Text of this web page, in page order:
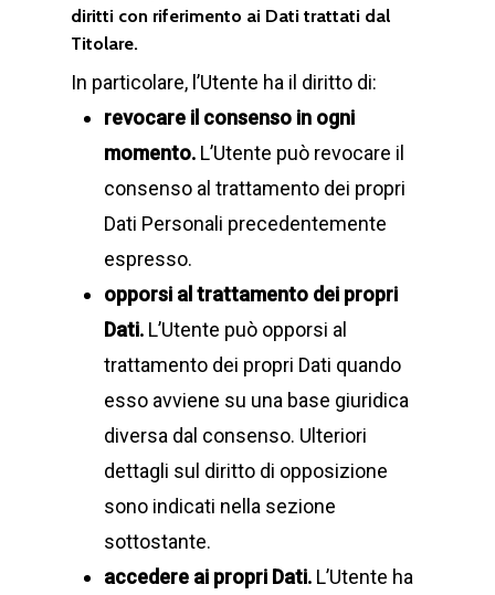
diritti con riferimento ai Dati trattati dal
Titolare.
In particolare, l’Utente ha il diritto di:
revocare il consenso in ogni
momento. L’Utente può revocare il
consenso al trattamento dei propri
Dati Personali precedentemente
espresso.
opporsi al trattamento dei propri
Dati. L’Utente può opporsi al
trattamento dei propri Dati quando
esso avviene su una base giuridica
diversa dal consenso. Ulteriori
dettagli sul diritto di opposizione
sono indicati nella sezione
sottostante.
accedere ai propri Dati. L’Utente ha